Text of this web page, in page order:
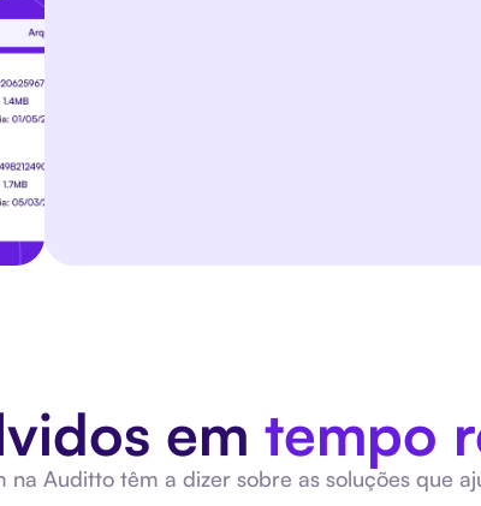
em tempo
na Auditto têm a dizer sobre as soluções que